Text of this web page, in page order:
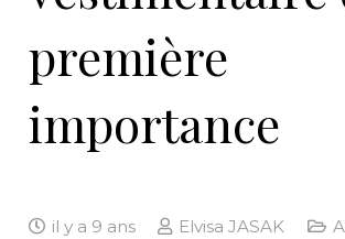
première
importance
il y a 9 ans Elvisa JASAK